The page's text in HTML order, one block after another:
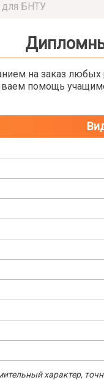
для БНТУ
на заказ любых
помощь
характер,